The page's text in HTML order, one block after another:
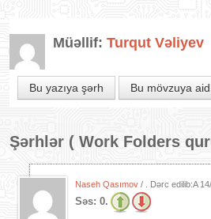
Müəllif: Turqut Vəliyev
Bu yazıya şərh Bu mövzuya
Şərhlər ( Work Folders
Naseh Qasımov / . Dərc edilib:A
Səs: 0.